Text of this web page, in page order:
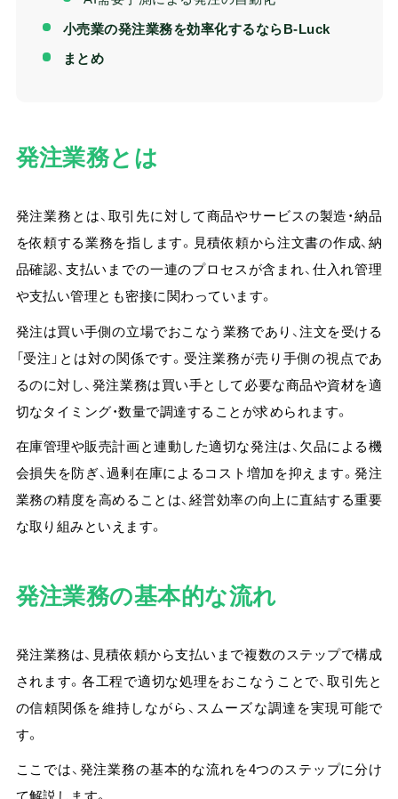
小売業の発注業務を効率化するならB-Luck
まとめ
発注業務とは
発注業務とは、取引先に対して商品やサービスの製造・納品
を依頼する業務を指します。 見積依頼から注文書の作成、納
品確認、支払いまでの一連のプロセスが含まれ、仕入れ管理
や支払い管理とも密接に関わっています。
発注は買い手側の立場でおこなう業務であり、注文を受ける
「受注」とは対の関係です。受注業務が売り手側の視点であ
るのに対し、発注業務は買い手として必要な商品や資材を適
切なタイミング・数量で調達することが求められます。
在庫管理や販売計画と連動した適切な発注は、欠品による機
会損失を防ぎ、過剰在庫によるコスト増加を抑えます。発注
業務の精度を高めることは、経営効率の向上に直結する重要
な取り組みといえます。
発注業務の基本的な流れ
発注業務は、見積依頼から支払いまで複数のステップで構成
されます。各工程で適切な処理をおこなうことで、取引先と
の信頼関係を維持しながら、スムーズな調達を実現可能で
す。
ここでは、発注業務の基本的な流れを4つのステップに分け
て解説します。